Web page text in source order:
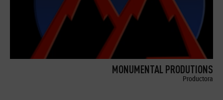
MONUMENTAL PRODUTIONS
Productora